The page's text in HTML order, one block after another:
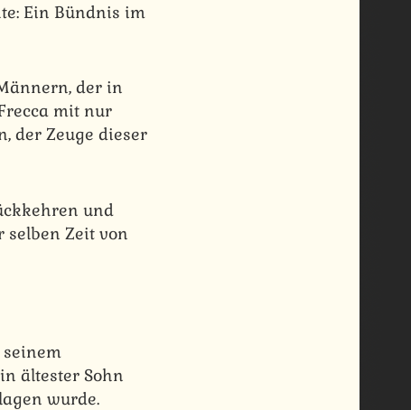
Ein Bündnis im
der in
mit nur
der Zeuge dieser
und
selben Zeit von
ältester Sohn
wurde.